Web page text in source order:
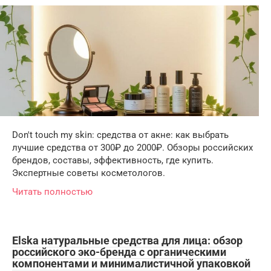
Don't touch my skin: средства от акне: как выбрать
лучшие средства от 300₽ до 2000₽. Обзоры российских
брендов, составы, эффективность, где купить.
Экспертные советы косметологов.
Читать полностью
Elska натуральные средства для лица: обзор
российского эко-бренда с органическими
компонентами и минималистичной упаковкой